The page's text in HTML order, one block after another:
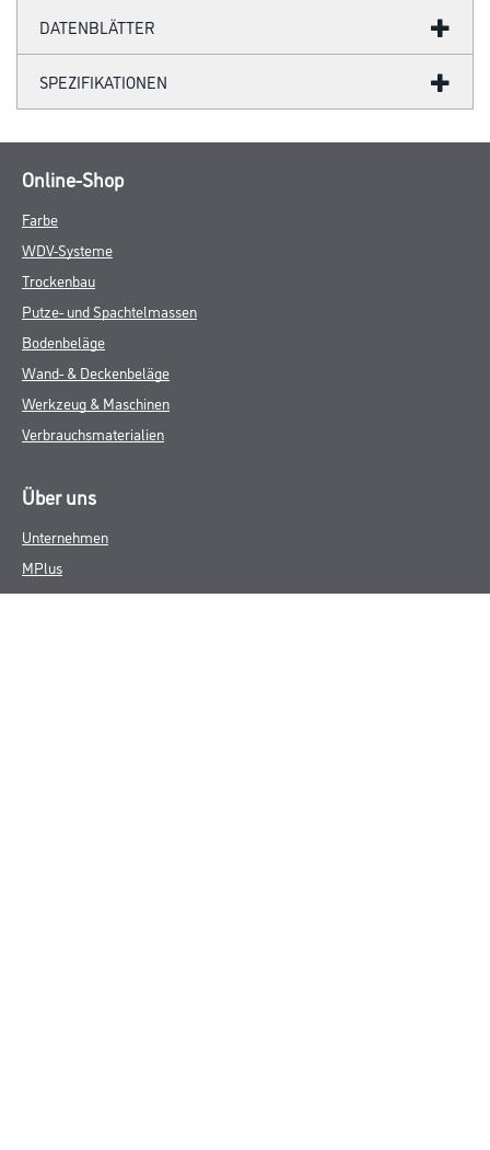
DATENBLÄTTER
SPEZIFIKATIONEN
Online-Shop
Farbe
WDV-Systeme
Trockenbau
Putze- und Spachtelmassen
Bodenbeläge
Wand- & Deckenbeläge
Werkzeug & Maschinen
Verbrauchsmaterialien
Über uns
Unternehmen
MPlus
HAMSTA